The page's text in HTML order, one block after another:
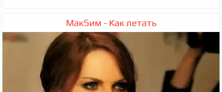
МакSим - Как летать